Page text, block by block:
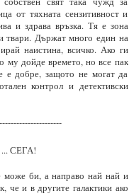
от тяхната сензитивност и
и здрава връзка. Тя е зона
твари. Държат много един на
наистина, всичко. Ако ги
му дойде времето, но все пак
е добре, защото не могат да
контрол и детективски
... СЕГА!
би, а направо най най и
че и в другите галактики ако